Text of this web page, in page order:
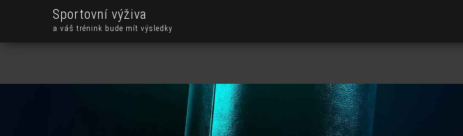
Sportovní výživa
a váš trénink bude mít výsledky